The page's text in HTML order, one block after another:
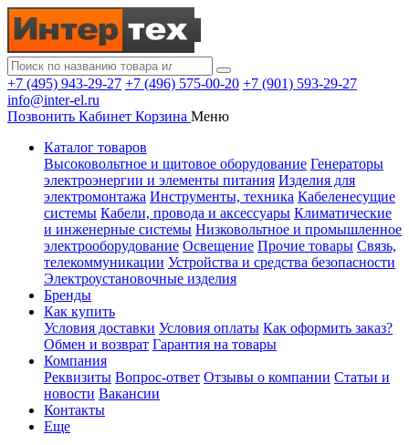
+7 (495) 943-29-27 +7 (496) 575-00-20 +7 (901) 593-29-27
info@inter-el.ru
Позвонить Кабинет Корзина Меню
Каталог товаров
Высоковольтное и щитовое оборудование Генераторы
электроэнергии и элементы питания Изделия для
электромонтажа Инструменты, техника Кабеленесущие
системы Кабели, провода и аксессуары Климатические
и инженерные системы Низковольтное и промышленное
электрооборудование Освещение Прочие товары Связь,
телекоммуникации Устройства и средства безопасности
Электроустановочные изделия
Бренды
Как купить
Условия доставки Условия оплаты Как оформить заказ?
Обмен и возврат Гарантия на товары
Компания
Реквизиты Вопрос-ответ Отзывы о компании Статьи и
новости Вакансии
Контакты
Еще